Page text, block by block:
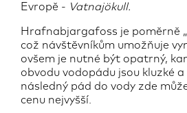
Evropě - Vatnajökull.
Hrafnabjargafoss je poměrně
což návštěvníkům umožňuje
ovšem je nutné být opatrný,
obvodu vodopádu jsou kluzké
následný pád do vody zde
cenu nejvyšší.